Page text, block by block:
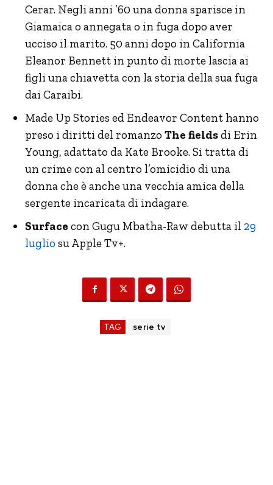
Cerar. Negli anni ’60 una donna sparisce in
Giamaica o annegata o in fuga dopo aver
ucciso il marito. 50 anni dopo in California
Eleanor Bennett in punto di morte lascia ai
figli una chiavetta con la storia della sua fuga
dai Caraibi.
Made Up Stories ed Endeavor Content hanno
preso i diritti del romanzo The fieldsdi Erin
Young, adattato da Kate Brooke. Si tratta di
un crime con al centro l’omicidio di una
donna che è anche una vecchia amica della
sergente incaricata di indagare.
Surface con Gugu Mbatha-Raw debutta il 29
luglio su Apple Tv+.
TAG serie tv